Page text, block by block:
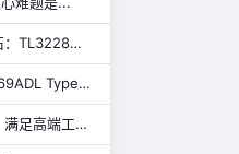
物联网应用的可靠基石：TL3228内置的硬件安全模块（HSM）详解
适配 MTK 快充！FS169ADL Type-A 快充芯片全新上线
EtherCATx三核算力，满足高端工业控制！纳芯微发布实时控制MCU/DSP NS800RTA7系列